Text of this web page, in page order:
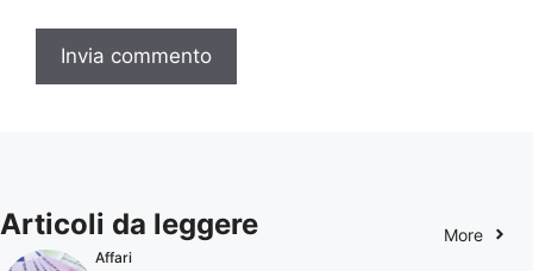
Articoli da leggere More
Affari